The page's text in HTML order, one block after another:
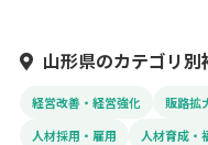
山形県のカテゴリ
経営改善・経営強化 販路拡
人材採用・雇用
人材育成・